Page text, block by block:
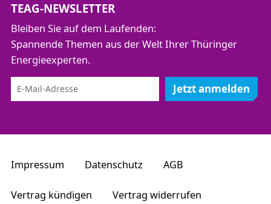
TEAG-NEWSLETTER
Bleiben Sie auf dem Laufenden:
Spannende Themen aus der Welt Ihrer Thüringer
Energieexperten.
Jetzt anmelden
Impressum Datenschutz AGB
Vertrag kündigen Vertrag widerrufen